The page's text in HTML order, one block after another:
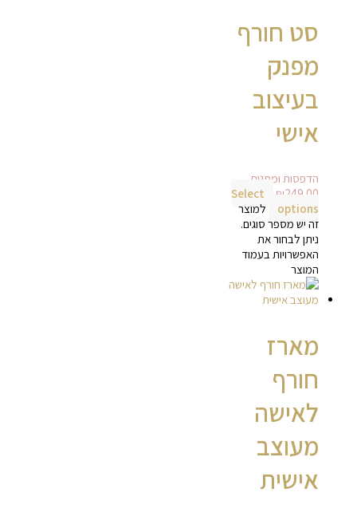
סט חורף
מפנק
בעיצוב
אישי
הדפסות ומתנות
₪249.00
Select
options
למוצר
זה יש מספר סוגים.
ניתן לבחור את
האפשרויות בעמוד
המוצר
מארז
חורף
לאישה
מעוצב
אישית